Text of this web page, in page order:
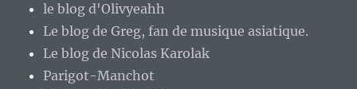
le blog d'Olivyeahh
Le blog de Greg, fan de musique asiatique.
Le blog de Nicolas Karolak
Parigot-Manchot